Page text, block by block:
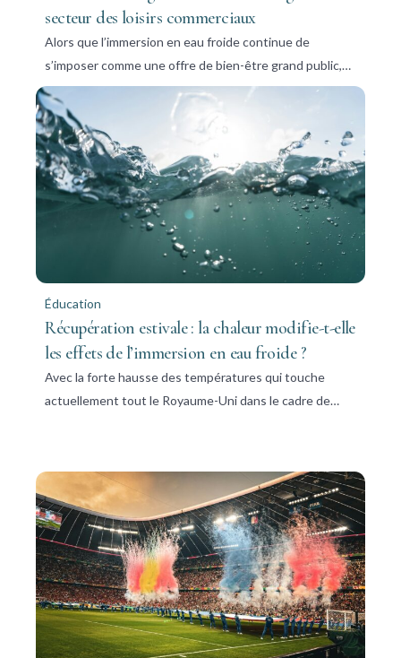
secteur des loisirs commerciaux
Alors que l’immersion en eau froide continue de
s’imposer comme une offre de bien-être grand public,…
Éducation
Récupération estivale : la chaleur modifie-t-elle
les effets de l’immersion en eau froide ?
Avec la forte hausse des températures qui touche
actuellement tout le Royaume-Uni dans le cadre de…